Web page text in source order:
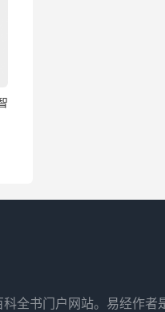
全书门户网站。易经作者